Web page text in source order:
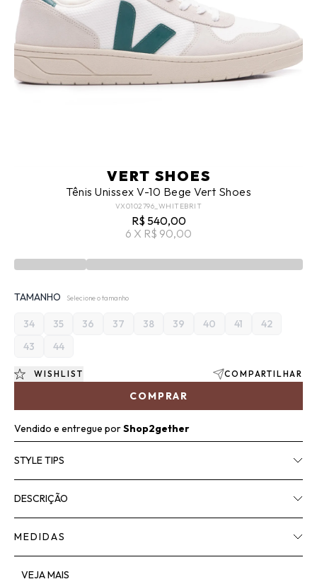
VERT SHOES
Tênis Unissex V-10 Bege Vert Shoes
VX0102796_WHITEBRIT
R$ 540,00
6 X R$ 90,00
TAMANHO Selecione o tamanho
34 35 36 37 38 39 40 41
42
43
44
COMPRAR
WISHLIST COMPARTILHAR
Vendido e entregue porShop2gether
STYLE TIPS
DESCRIÇÃO
MEDIDAS
VEJA MAIS